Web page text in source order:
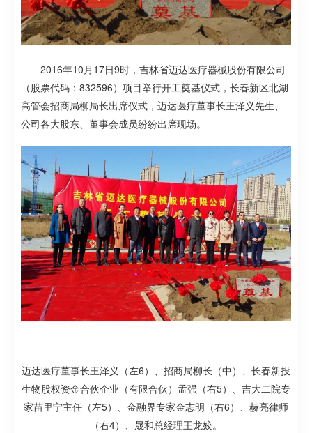
2016年10月17日9时，吉林省迈达医疗器械股份有限公司
（股票代码：832596）项目举行开工奠基仪式，长春新区北湖
高管会招商局柳局长出席仪式，迈达医疗董事长王泽义先生、
公司各大股东、董事会成员纷纷出席现场。
迈达医疗董事长王泽义（左6）、招商局柳长（中）、长春新投
生物股权资金合伙企业（有限合伙）孟强（右5）、吉大二院专
家苗里宁主任（左5）、 金融界专家金志明（右6）、赫亮律师
（右4）、晟和总经理王龙姣。